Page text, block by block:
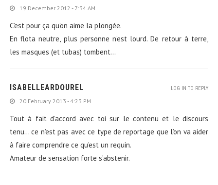
19 December 2012 - 7:34 AM
C’est pour ça qu’on aime la plongée.
En flota neutre, plus personne n’est lourd. De retour à terre,
les masques (et tubas) tombent…
ISABELLEARDOUREL
20 February 2013 - 4:23 PM
Tout à fait d’accord avec toi sur le contenu et le discours
tenu… ce n’est pas avec ce type de reportage que l’on va aider
à faire comprendre ce qu’est un requin.
Amateur de sensation forte s’abstenir.
LOG IN TO REPLY